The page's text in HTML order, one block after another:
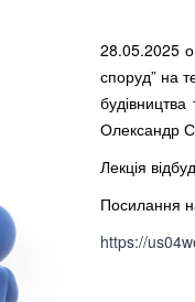
28.05.2025 о
споруд” на
Олександр
Лекція
Посилання
https://